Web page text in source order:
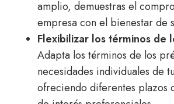
amplio, demuestras el
empresa con el bienestar de
Flexibilizar los términos de
Adapta los términos de los
necesidades individuales de
ofreciendo diferentes plazos